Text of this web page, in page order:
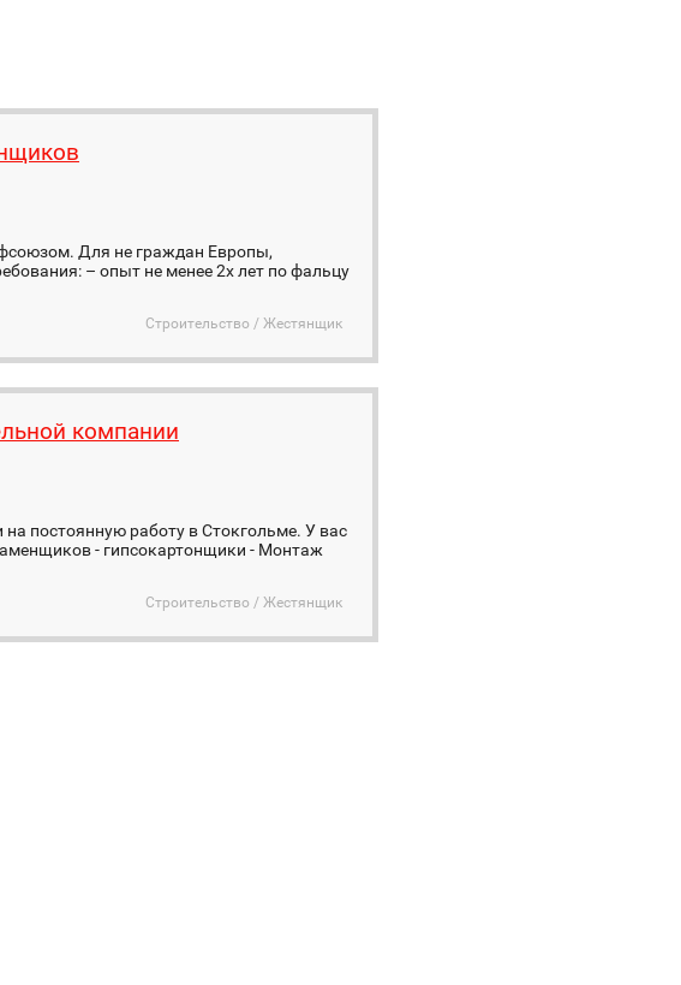
Для не граждан Европы,
– опыт не менее 2х лет по фальцу
Строительство / Жестянщик
компании
постоянную работу в Стокгольме. У вас
- гипсокартонщики - Монтаж
Строительство / Жестянщик